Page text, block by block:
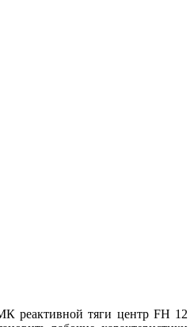
реактивной тяги центр FH 12